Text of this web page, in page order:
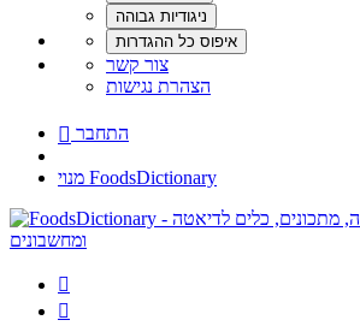
צור קשר
הצהרת נגישות
 התחבר
מנוי FoodsDictionary

